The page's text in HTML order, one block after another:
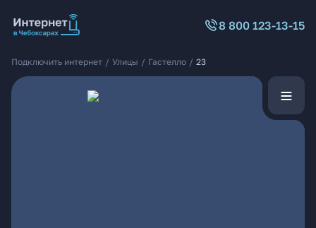
8 800 123-13-15
Подключить интернет / Улицы / Гастелло / 23